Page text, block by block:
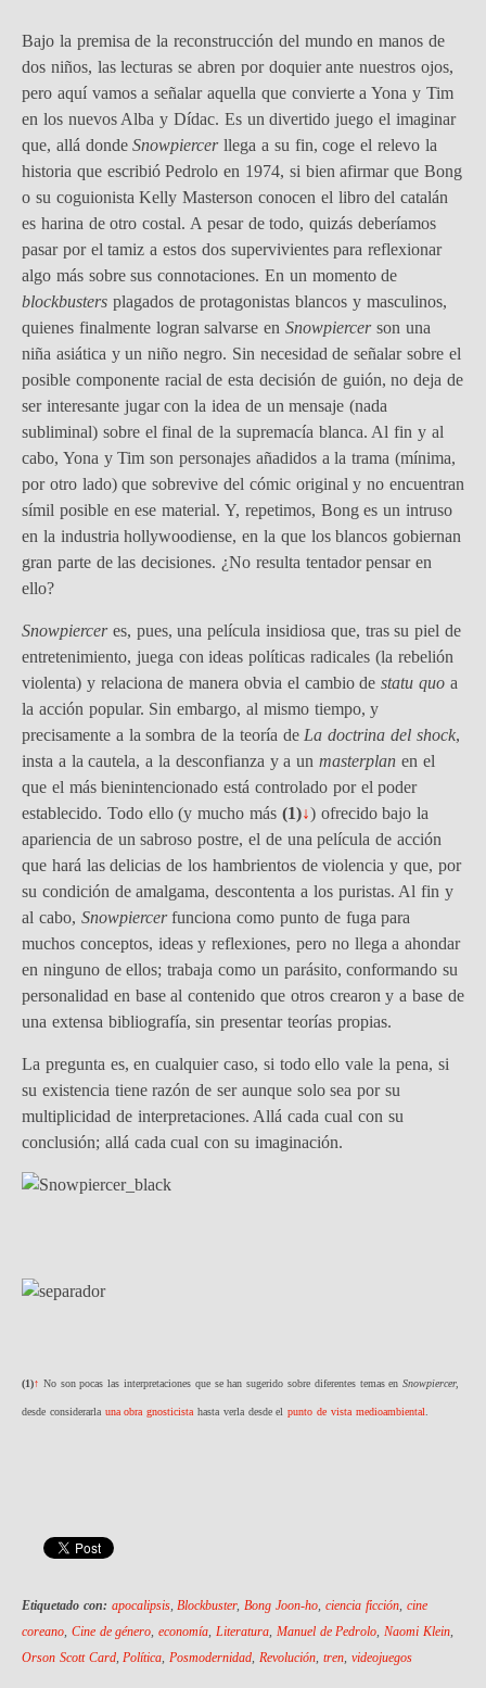
Bajo la premisa de la reconstrucción del mundo en manos de
dos niños, las lecturas se abren por doquier ante nuestros ojos,
pero aquí vamos a señalar aquella que convierte a Yona y Tim
en los nuevos Alba y Dídac. Es un divertido juego el imaginar
que, allá dondeSnowpiercerllega a su fin, coge el relevo la
historia que escribió Pedrolo en 1974, si bien afirmar que Bong
o su coguionista Kelly Masterson conocen el libro del catalán
es harina de otro costal. A pesar de todo, quizás deberíamos
pasar por el tamiz a estos dos supervivientes para reflexionar
algo más sobre sus connotaciones. En un momento de
blockbusters plagados de protagonistas blancos y masculinos,
quienes finalmente logran salvarse enSnowpiercerson una
niña asiática y un niño negro. Sin necesidad de señalar sobre el
posible componente racial de esta decisión de guión, no deja de
ser interesante jugar con la idea de un mensaje (nada
subliminal) sobre el final de la supremacía blanca. Al fin y al
cabo, Yona y Tim son personajes añadidos a la trama (mínima,
por otro lado) que sobrevive del cómic original y no encuentran
símil posible en ese material. Y, repetimos, Bong es un intruso
en la industria hollywoodiense, en la que los blancos gobiernan
gran parte de las decisiones. ¿No resulta tentador pensar en
ello?
Snowpiercer es, pues, una película insidiosa que, tras su piel de
entretenimiento, juega con ideas políticas radicales (la rebelión
violenta) y relaciona de manera obvia el cambio destatu quo a
la acción popular. Sin embargo, al mismo tiempo, y
precisamente a la sombra de la teoría de La doctrina del shock,
insta a la cautela, a la desconfianza y a un masterplan en el
que el más bienintencionado está controlado por el poder
establecido. Todo ello (y mucho más (1)↓) ofrecido bajo la
apariencia de un sabroso postre, el de una película de acción
que hará las delicias de los hambrientos de violencia y que, por
su condición de amalgama, descontenta a los puristas. Al fin y
al cabo, Snowpiercerfunciona como punto de fuga para
muchos conceptos, ideas y reflexiones, pero no llega a ahondar
en ninguno de ellos; trabaja como un parásito, conformando su
personalidad en base al contenido que otros crearon y a base de
una extensa bibliografía, sin presentar teorías propias.
La pregunta es, en cualquier caso, si todo ello vale la pena, si
su existencia tiene razón de ser aunque solo sea por su
multiplicidad de interpretaciones. Allá cada cual con su
conclusión; allá cada cual con su imaginación.
(1)↑ No son pocas las interpretaciones que se han sugerido sobre diferentes temas enSnowpiercer,
desde considerarla una obra gnosticista hasta verla desde elpunto de vista medioambiental
Etiquetado con: apocalipsis,Blockbuster,Bong Joon-ho, ciencia ficción, cine
coreano, Cine de género,economía,Literatura, Manuel de Pedrolo,Naomi Klein,
Orson Scott Card,Política,Posmodernidad,Revolución, tren, videojuegos